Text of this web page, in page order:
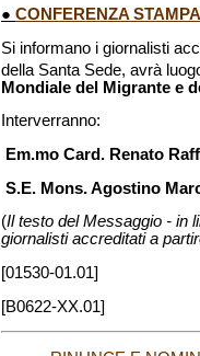
● CONFERENZA
Si informano i giornalisti
della Santa Sede, avrà
Mondiale del Migrante e
Interverranno:
Em.mo Card. Renato
S.E. Mons. Agostino
(Il testo del Messaggio - in
giornalisti accreditati a
[01530-01.01]
[B0622-XX.01]